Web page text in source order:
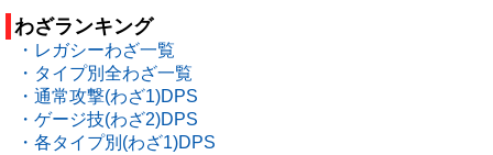
わざランキング
・レガシーわざ一覧
・タイプ別全わざ一覧
・通常攻撃(わざ1)DPS
・ゲージ技(わざ2)DPS
・各タイプ別(わざ1)DPS